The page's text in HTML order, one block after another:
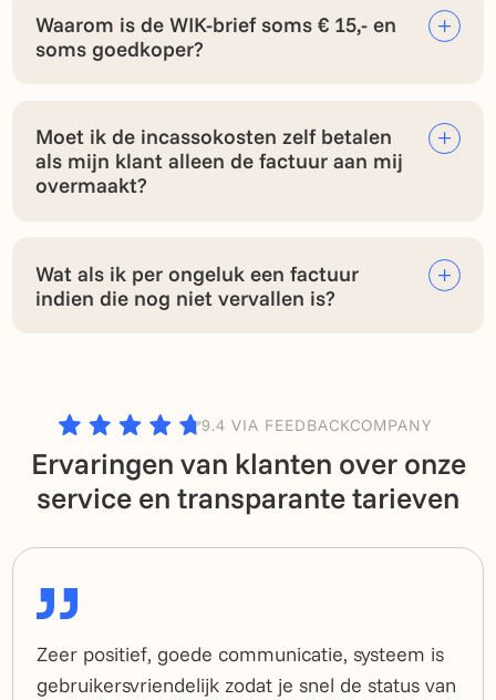
Waarom is de WIK-brief soms € 15,- en
soms goedkoper?
Moet ik de incassokosten zelf betalen
als mijn klant alleen de factuur aan mij
overmaakt?
Wat als ik per ongeluk een factuur
indien die nog niet vervallen is?
9.4 VIA FEEDBACKCOMPANY
Ervaringen van klanten over onze
service en transparante tarieven
Zeer positief, goede communicatie, systeem is
gebruikersvriendelijk zodat je snel de status van